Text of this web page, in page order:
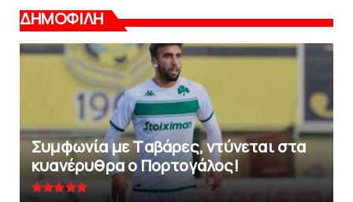
ΔΗΜΟΦΙΛΗ
Συμφωνία με Tαβάρες, ντύνεται στα
κυανέρυθρα ο Πορτογάλος!